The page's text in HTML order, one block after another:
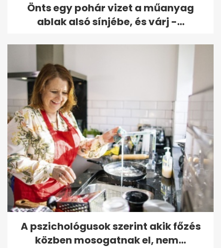
Önts egy pohár vizet a műanyag
ablak alsó sínjébe, és várj -...
A pszichológusok szerint akik főzés
közben mosogatnak el, nem...